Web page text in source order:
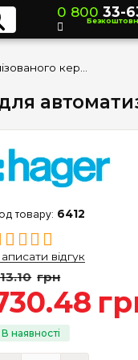
6412
відгук
.10 грн
.48
0 800 33-